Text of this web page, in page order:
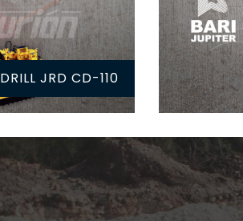
DRILL JRD CD-110